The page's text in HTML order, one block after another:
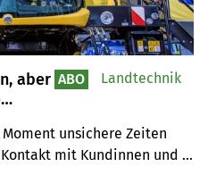
aber
unsichere Zeiten
mit Kundinnen und
ABO Landtechnik